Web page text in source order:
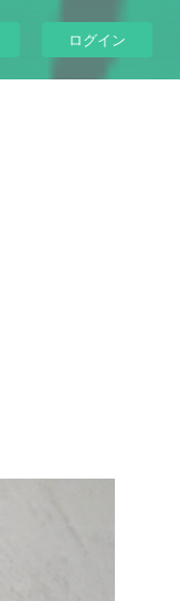
ログイン